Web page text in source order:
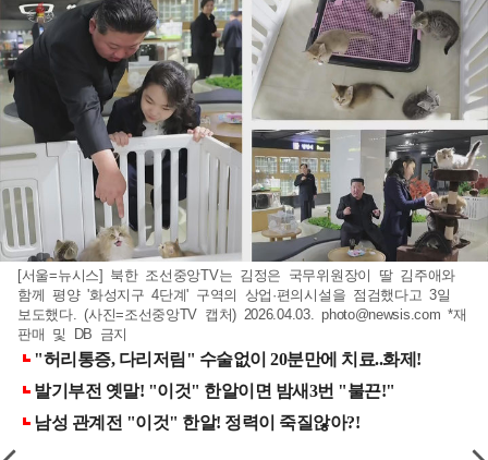
[서울=뉴시스] 북한 조선중앙TV는 김정은 국무위원장이 딸 김주애와
함께 평양 '화성지구 4단계' 구역의 상업·편의시설을 점검했다고 3일
보도했다. (사진=조선중앙TV 캡처) 2026.04.03.photo@newsis.com *재
판매 및 DB 금지